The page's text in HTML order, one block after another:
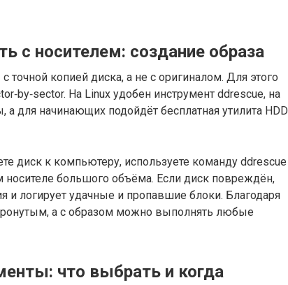
с носителем: создание образа
копией диска, а не с оригиналом. Для этого
На Linux удобен инструмент ddrescue, на
для начинающих подойдёт бесплатная утилита HDD
диск к компьютеру, используете команду ddrescue
носителе большого объёма. Если диск повреждён,
и логирует удачные и пропавшие блоки. Благодаря
а с образом можно выполнять любые
что выбрать и когда